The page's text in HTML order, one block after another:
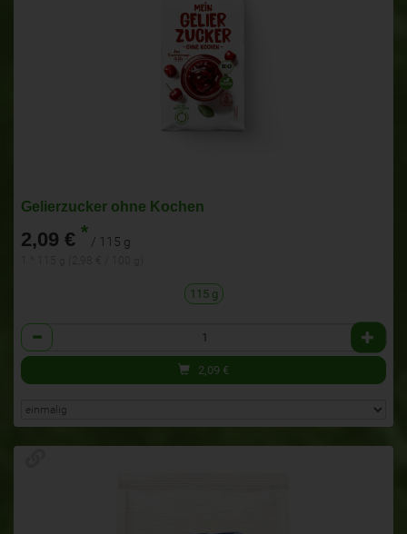
Gelierzucker ohne Kochen
2,09 € * / 115 g
115 g
Anzahl
2,09 €